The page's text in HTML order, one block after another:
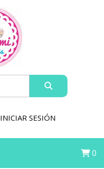
INICIAR SESIÓN
0